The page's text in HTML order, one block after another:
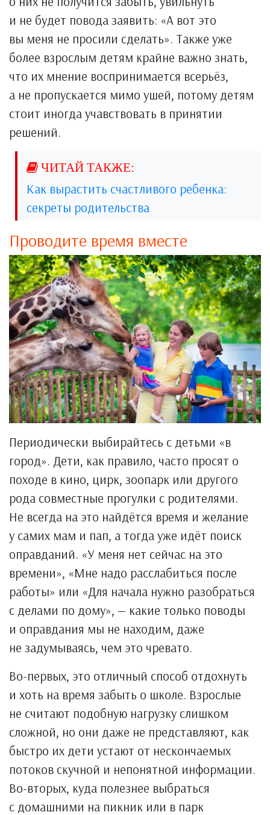
и не будет повода заявить: «А вот это
вы меня не просили сделать». Также уже
более взрослым детям крайне важно знать,
что их мнение воспринимается всерьёз,
а не пропускается мимо ушей, потому детям
стоит иногда учавствовать в принятии
решений.
Как вырастить счастливого ребенка:
секреты родительства
Проводите время вместе
Периодически выбирайтесь с детьми «в
город». Дети, как правило, часто просят о
походе в кино, цирк, зоопарк или другого
рода совместные прогулки с родителями.
Не всегда на это найдётся время и желание
у самих мам и пап, а тогда уже идёт поиск
оправданий. «У меня нет сейчас на это
времени», «Мне надо расслабиться после
работы» или «Для начала нужно разобраться
с делами по дому», — какие только поводы
и оправдания мы не находим, даже
не задумываясь, чем это чревато.
Во-первых, это отличный способ отдохнуть
и хоть на время забыть о школе. Взрослые
не считают подобную нагрузку слишком
сложной, но они даже не представляют, как
быстро их дети устают от нескончаемых
потоков скучной и непонятной информации.
Во-вторых, куда полезнее выбраться
с домашними на пикник или в парк